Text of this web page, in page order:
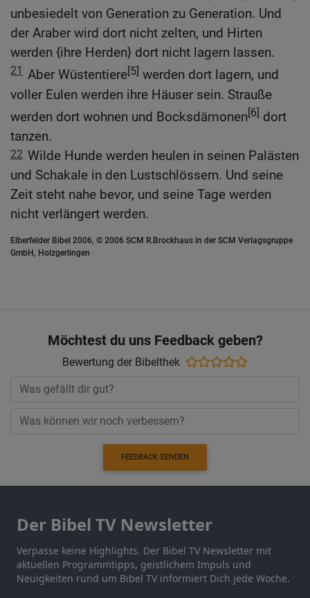
unbesiedelt von Generation zu Generation. Und
der Araber wird dort nicht zelten, und Hirten
werden {ihre Herden} dort nicht lagern lassen.
21 Aber Wüstentiere[5] werden dort lagern, und
voller Eulen werden ihre Häuser sein. Strauße
werden dort wohnen und Bocksdämonen[6] dort
tanzen.
22 Wilde Hunde werden heulen in seinen Palästen
und Schakale in den Lustschlössern. Und seine
Zeit steht nahe bevor, und seine Tage werden
nicht verlängert werden.
Elberfelder Bibel 2006, © 2006 SCM R.Brockhaus in der SCM Verlagsgruppe
GmbH, Holzgerlingen
Möchtest du uns Feedback geben?
Bewertung der Bibelthek
FEEDBACK SENDEN
Der Bibel TV Newsletter
Verpasse keine Highlights. Der Bibel TV Newsletter mit
aktuellen Programmtipps, geistlichem Impuls und
Neuigkeiten rund um Bibel TV informiert Dich jede Woche.